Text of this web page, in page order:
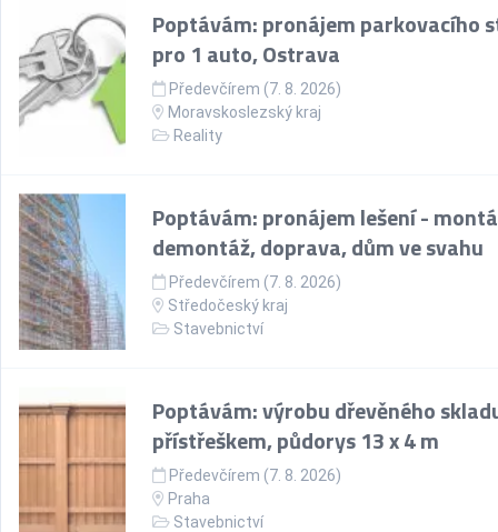
Poptávám: pronájem parkovacího
pro 1 auto, Ostrava
Předevčírem (7. 8. 2026)
Moravskoslezský kraj
Reality
Poptávám: pronájem lešení -
demontáž, doprava, dům ve svahu
Předevčírem (7. 8. 2026)
Středočeský kraj
Stavebnictví
Poptávám: výrobu dřevěného
přístřeškem, půdorys 13 x 4 m
Předevčírem (7. 8. 2026)
Praha
Stavebnictví